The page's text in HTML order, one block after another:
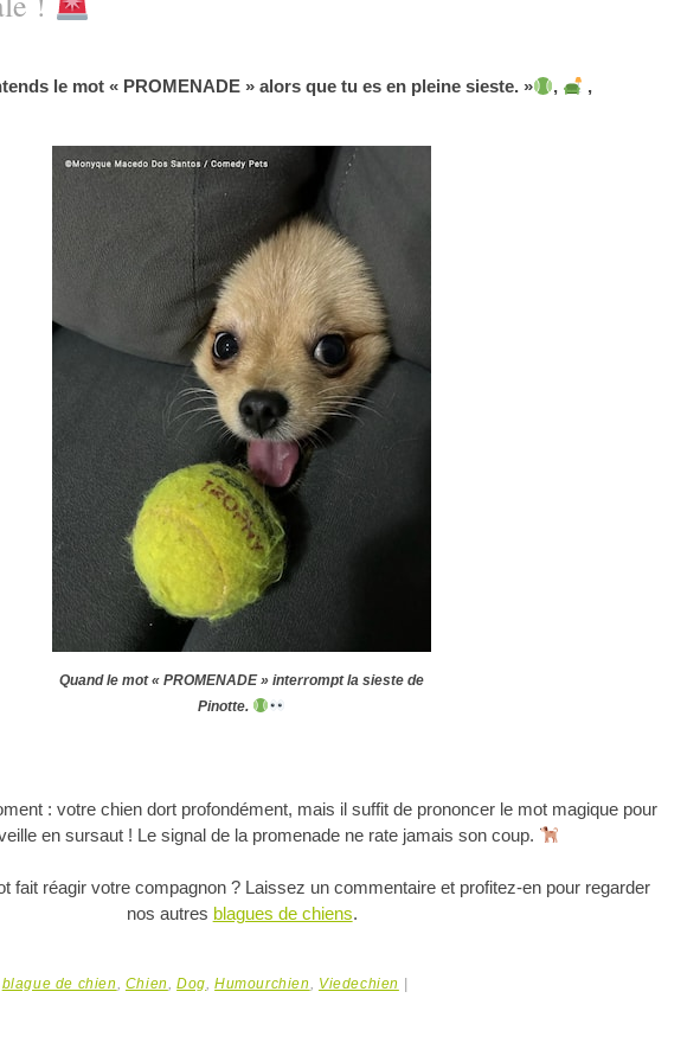
le mot « PROMENADE » alors que tu es en pleine sieste. » , ,
Quand le mot « PROMENADE » interrompt la sieste de
Pinotte.
: votre chien dort profondément, mais il suffit de prononcer le mot magique pour
en sursaut ! Le signal de la promenade ne rate jamais son coup.
fait réagir votre compagnon ? Laissez un commentaire et profitez-en pour regarder
nos autres blagues de chiens.
blague de chien Chien ,Dog ,Humourchien Viedechien |